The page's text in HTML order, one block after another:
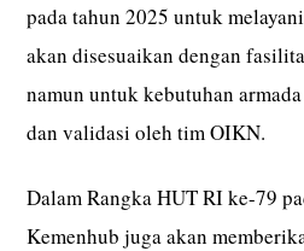
pada tahun 2025 untuk
akan disesuaikan dengan
namun untuk kebutuhan
dan validasi oleh tim OIKN.
Dalam Rangka HUT RI ke-79
Kemenhub juga akan